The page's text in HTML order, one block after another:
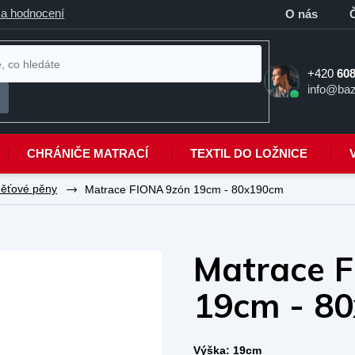
hodnocení O nás
+420
CHRÁNIČE MATRACÍ TEXTIL DO LOŽNICE
pěny Matrace FIONA 9zón 19cm - 80x190cm
Výška: 19cm
Matrace
19cm -